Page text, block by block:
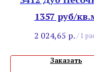
Крайола
1357 руб/
2 024,65 р. / 1
Заказать